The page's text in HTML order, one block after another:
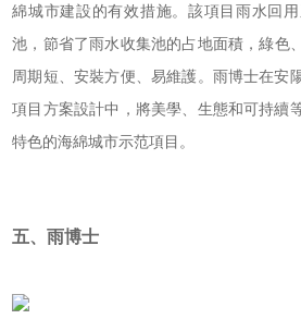
綿城市建設的有效措施。該項目雨水回
池 ， 節省了雨水收集池的占地面積，綠色
周期短、安裝方便、易維護。雨博士在安
項目 方案設計中，將美學、生態和可持續
特色的海綿城市示范項目。
五、雨博士